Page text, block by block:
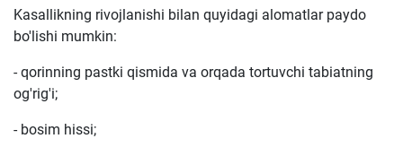
Kasallikning rivojlanishi bilan quyidagi alomatlar paydo
bo'lishi mumkin:
- qorinning pastki qismida va orqada tortuvchi tabiatning
og'rig'i;
- bosim hissi;